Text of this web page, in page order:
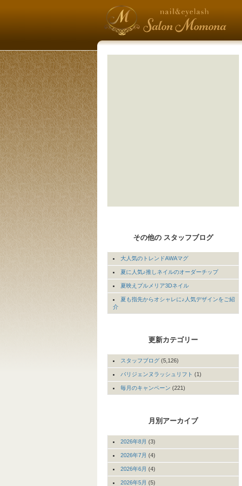
その他の スタッフブログ
大人気のトレンドAWAマグ
夏に人気♪推しネイルのオーダーチップ
夏映えプルメリア3Dネイル
夏も指先からオシャレに♪人気デザインをご紹
介
更新カテゴリー
スタッフブログ (5,126)
パリジェンヌラッシュリフト (1)
毎月のキャンペーン (221)
月別アーカイブ
2026年8月 (3)
2026年7月 (4)
2026年6月 (4)
2026年5月 (5)